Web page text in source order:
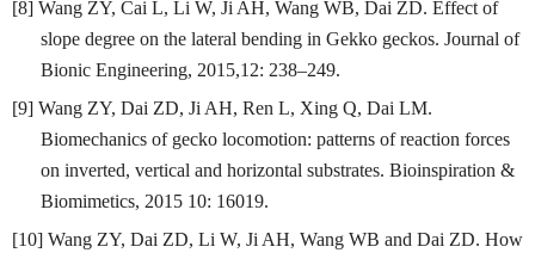
[8] Wang ZY, Cai L, Li W, Ji AH, Wang WB, Dai ZD. Effect of
slope degree on the lateral bending in Gekko geckos. Journal of
Bionic Engineering, 2015,12: 238–249.
[9] Wang ZY, Dai ZD, Ji AH, Ren L, Xing Q, Dai LM.
Biomechanics of gecko locomotion: patterns of reaction forces
on inverted, vertical and horizontal substrates. Bioinspiration &
Biomimetics, 2015 10: 16019.
[10] Wang ZY, Dai ZD, Li W, Ji AH, Wang WB and Dai ZD. How